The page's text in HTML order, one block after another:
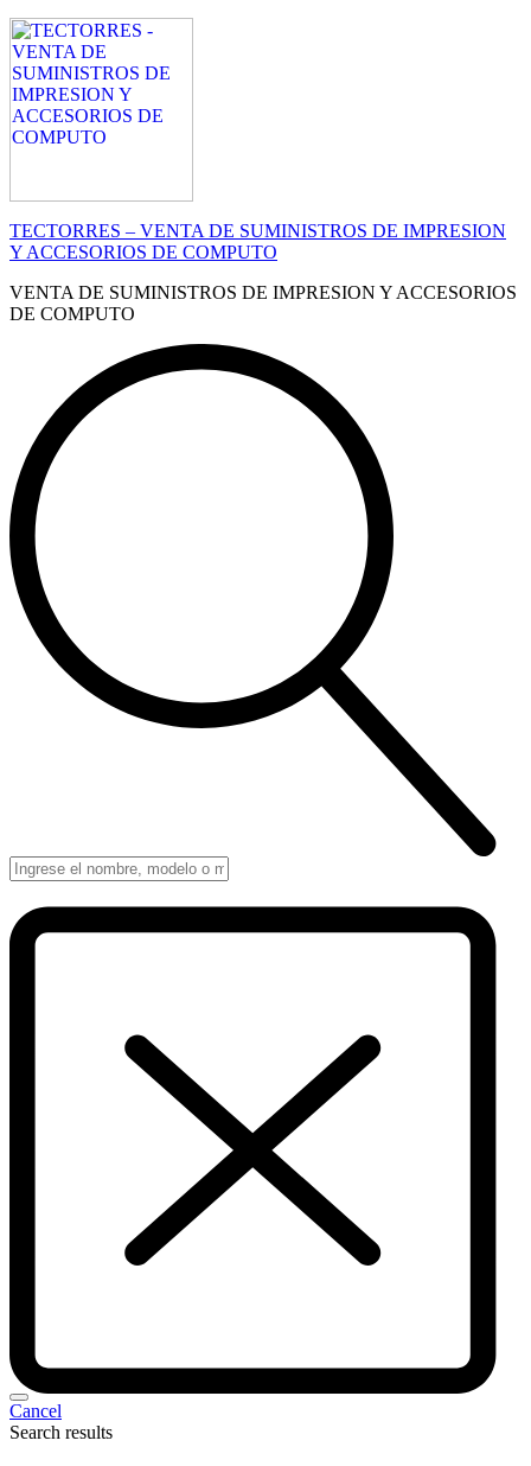
TECTORRES – VENTA DE SUMINISTROS DE IMPRESION
Y ACCESORIOS DE COMPUTO
VENTA DE SUMINISTROS DE IMPRESION Y ACCESORIOS
DE COMPUTO
Cancel
Search results